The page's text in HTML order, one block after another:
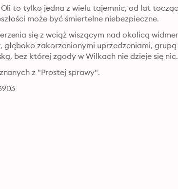
to tylko jedna z wielu tajemnic, od lat
może być śmiertelne niebezpieczne.
się z wciąż wiszącym nad okolicą
zakorzenionymi uprzedzeniami,
bez której zgody w Wilkach nie dzieje się nic.
z "Prostej sprawy".